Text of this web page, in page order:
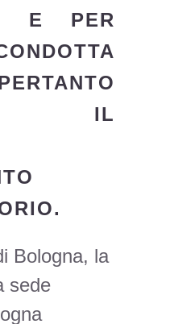
E PER
IL
Bologna, la
sede